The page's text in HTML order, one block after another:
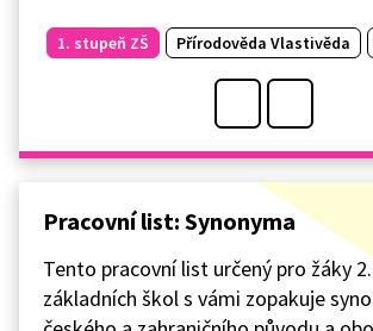
1. stupeň ZŠ Přírodověda Vlastivěda
Pracovní list: Synonyma
Tento pracovní list určený pro žáky
základních škol s vámi zopakuje